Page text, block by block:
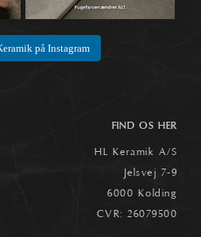
på Instagram
FIND OS HER
HL Keramik A/S
Jelsvej 7-9
6000 Kolding
CVR: 26079500